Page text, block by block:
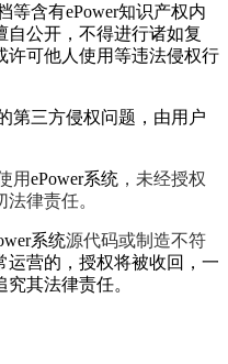
等含有ePower知识产权内
自公开，不得进行诸如复
许可他人使用等违法侵权行
第三方侵权问题，由用户
用ePower系统 ，未经授权
律责任。
系统源代码或制造不符
运营的，授权将被收回，一
其法律责任。